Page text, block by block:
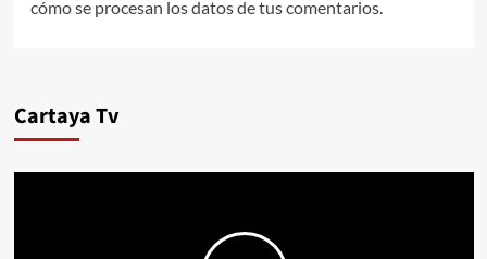
cómo se procesan los datos de tus comentarios.
Cartaya Tv